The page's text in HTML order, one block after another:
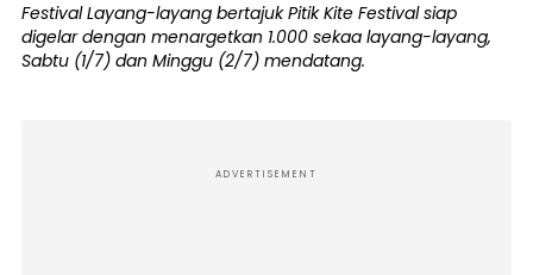
Festival Layang-layang bertajuk Pitik Kite Festival siap
digelar dengan menargetkan 1.000 sekaa layang-layang,
Sabtu (1/7) dan Minggu (2/7) mendatang.
ADVERTISEMENT